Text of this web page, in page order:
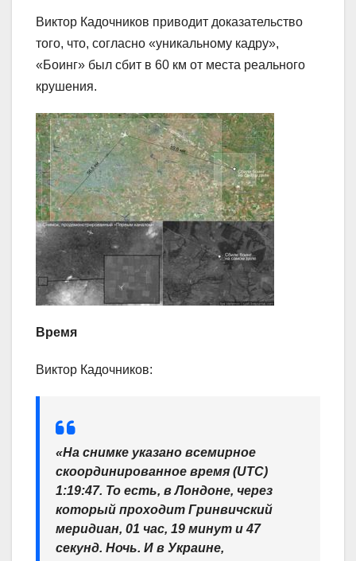
Виктор Кадочников приводит доказательство
того, что, согласно «уникальному кадру»,
«Боинг» был сбит в 60 км от места реального
крушения.
Время
Виктор Кадочников:
«На снимке указано всемирное
скоординированное время (UTC)
1:19:47. То есть, в Лондоне, через
который проходит Гринвичский
меридиан, 01 час, 19 минут и 47
секунд. Ночь. И в Украине,